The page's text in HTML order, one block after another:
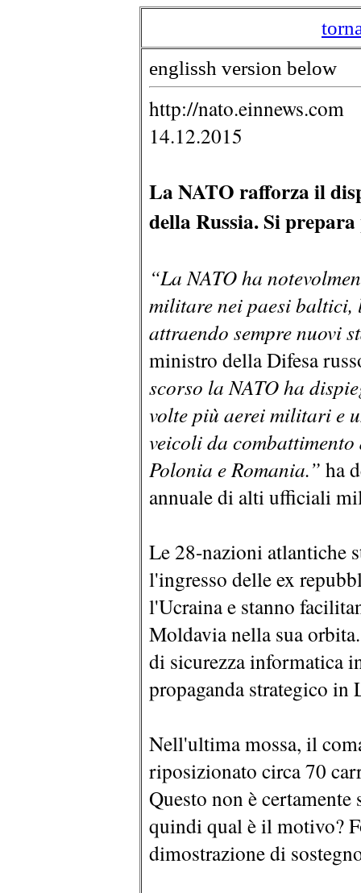
englissh version below
http://nato.einnews.com
14.12.2015
La NATO rafforza il
della Russia. Si
“La NATO ha
militare nei paesi baltici,
attraendo sempre nuovi
ministro della Difesa
scorso la NATO ha
volte più aerei militari e
veicoli da
Polonia e Romania.” ha
annuale di alti ufficiali
Le 28-nazioni atlantiche
l'ingresso delle ex
l'Ucraina e stanno
Moldavia nella sua
di sicurezza informatica
propaganda strategico in
Nell'ultima mossa, il
riposizionato circa 70
Questo non è
quindi qual è il motivo?
dimostrazione di